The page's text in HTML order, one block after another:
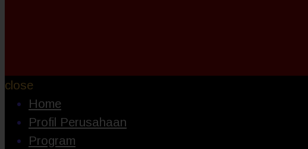
close
Home
Profil Perusahaan
Program